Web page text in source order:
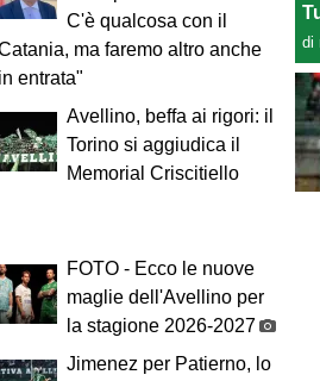
C'è qualcosa con il
ma faremo altro anche
in entrata"
Avellino, beffa ai rigori: il
Torino si aggiudica il
Memorial Criscitiello
FOTO - Ecco le nuove
maglie dell'Avellino per
la stagione 2026-2027
Jimenez per Patierno, lo
di